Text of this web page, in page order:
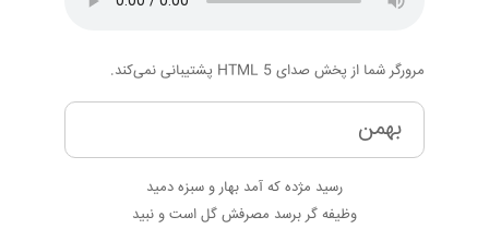
مرورگر شما از پخش صدای HTML 5 پشتیبانی نمی‌کند.
بهمن
رسید مژده که آمد بهار و سبزه دمید
وظیفه گر برسد مصرفش گل است و نبید